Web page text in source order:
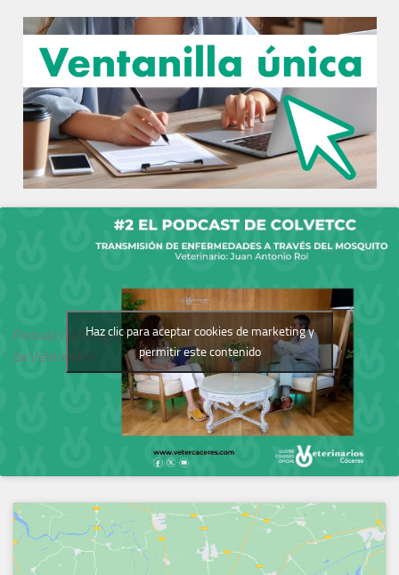
Podcast del Colegio
de Veterinarios
Haz clic para aceptar cookies de marketing y
permitir este contenido